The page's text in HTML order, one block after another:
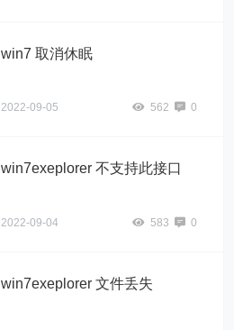
win7 取消休眠
2022-09-05 562 0
win7exeplorer 不支持此接口
2022-09-04 583 0
win7exeplorer 文件丢失